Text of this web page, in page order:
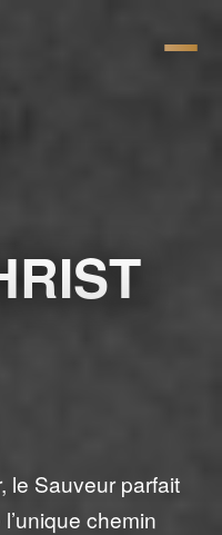
le Sauveur parfait
chemin